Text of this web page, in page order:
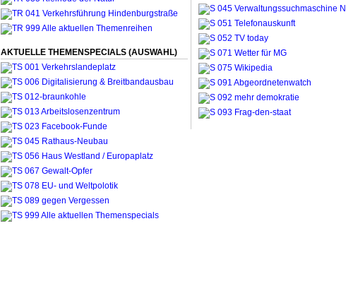
AKTUELLE THEMENSPECIALS (AUSWAHL)